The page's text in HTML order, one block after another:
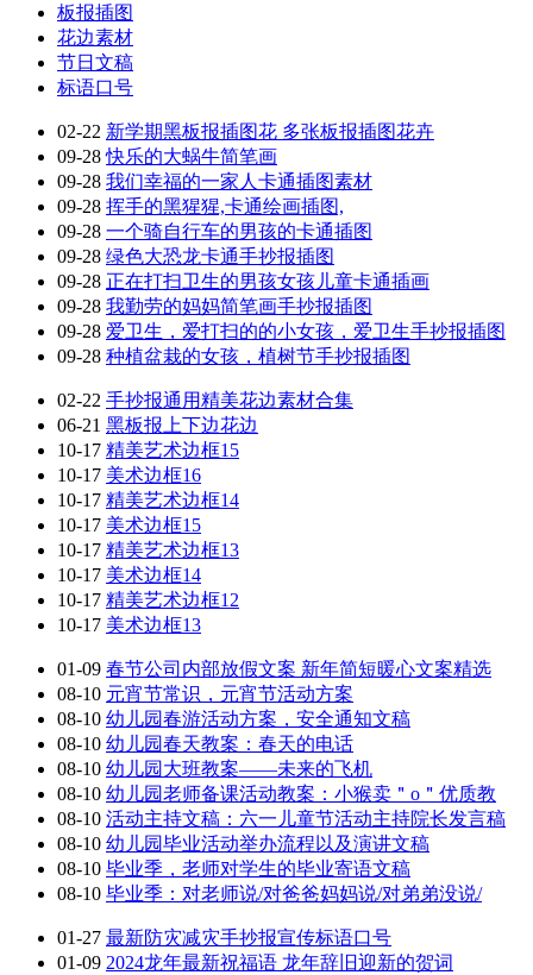
板报插图
花边素材
节日文稿
标语口号
02-22 新学期黑板报插图花 多张板报插图花卉
09-28快乐的大蜗牛简笔画
09-28 我们幸福的一家人卡通插图素材
09-28 挥手的黑猩猩,卡通绘画插图,
09-28 一个骑自行车的男孩的卡通插图
09-28 绿色大恐龙卡通手抄报插图
09-28 正在打扫卫生的男孩女孩儿童卡通插画
09-28 我勤劳的妈妈简笔画手抄报插图
09-28 爱卫生，爱打扫的的小女孩，爱卫生手抄报插图
09-28 种植盆栽的女孩，植树节手抄报插图
02-22 手抄报通用精美花边素材合集
06-21 黑板报上下边花边
10-17 精美艺术边框15
10-17 美术边框16
10-17 精美艺术边框14
10-17 美术边框15
10-17 精美艺术边框13
10-17 美术边框14
10-17 精美艺术边框12
10-17 美术边框13
01-09 春节公司内部放假文案 新年简短暖心文案精选
08-10 元宵节常识，元宵节活动方案
08-10 幼儿园春游活动方案，安全通知文稿
08-10 幼儿园春天教案：春天的电话
08-10 幼儿园大班教案——未来的飞机
08-10 幼儿园老师备课活动教案：小猴卖＂o＂优质教
08-10 活动主持文稿：六一儿童节活动主持院长发言稿
08-10 幼儿园毕业活动举办流程以及演讲文稿
08-10 毕业季，老师对学生的毕业寄语文稿
08-10 毕业季：对老师说/对爸爸妈妈说/对弟弟没说/
01-27 最新防灾减灾手抄报宣传标语口号
01-09 2024龙年最新祝福语 龙年辞旧迎新的贺词